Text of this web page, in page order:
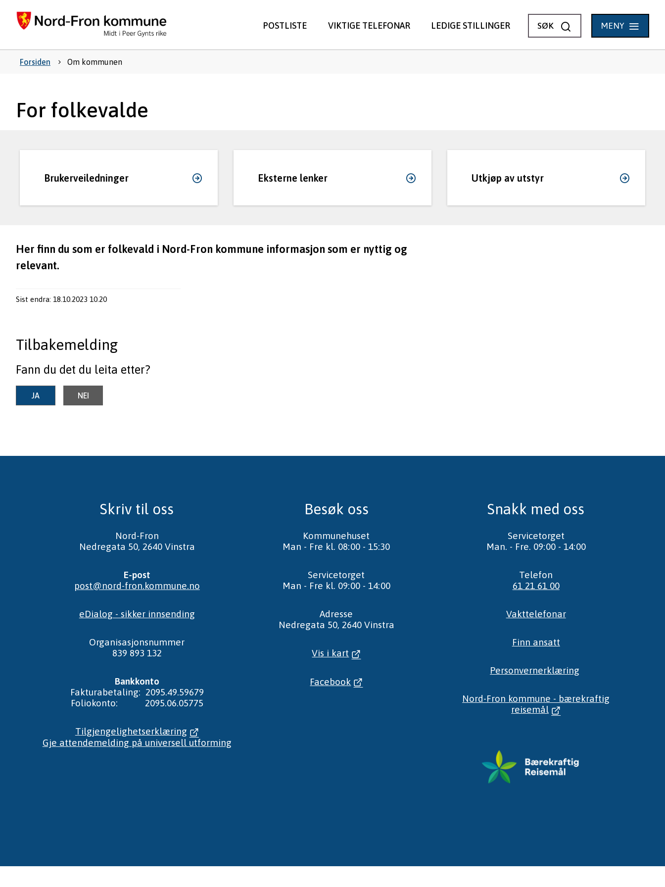
POSTLISTE VIKTIGE TELEFONAR LEDIGE STILLINGER SØK VIS
MENY
Du
her:
Forsiden Om kommunen
For folkevalde
Brukerveiledninger Eksterne lenker Utkjøp av utstyr
Her finn du som er folkevald i Nord-Fron kommune informasjon som er nyttig og
relevant.
Sist endra 18.10.2023 10.20
Tilbakemelding
Fann du det du leita etter?
JA NEI
Skriv til oss
Nord-Fron
Nedregata 50, 2640 Vinstra
E-post
post@nord-fron.kommune.no
eDialog - sikker innsending
Organisasjonsnummer
839 893 132
Bankkonto
Fakturabetaling: 2095.49.59679
Foliokonto: 2095.06.05775
Tilgjengelighetserklæring
Gje attendemelding på universell utforming
Besøk oss
Kommunehuset
Man - Fre kl. 08:00 - 15:30
Servicetorget
Man - Fre kl. 09:00 - 14:00
Adresse
Nedregata 50, 2640 Vinstra
Vis i kart
Facebook
Snakk med oss
Servicetorget
Man. - Fre. 09:00 - 14:00
Telefon
61 21 61 00
Vakttelefonar
Finn ansatt
Personvernerklæring
Nord-Fron kommune - bærekraftig
reisemål